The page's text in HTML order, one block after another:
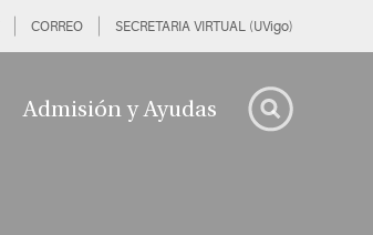
CORREO SECRETARIA VIRTUAL (UVigo)
Admisión y Ayudas